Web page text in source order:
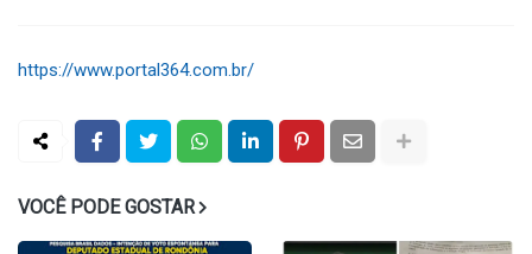
https://www.portal364.com.br/
VOCÊ PODE GOSTAR